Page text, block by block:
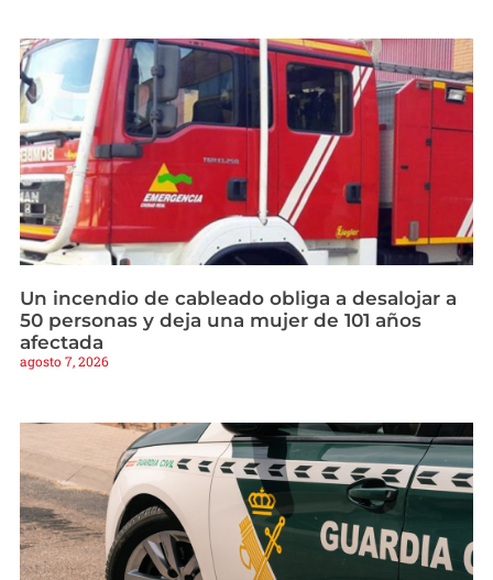
Un incendio de cableado obliga a desalojar a
50 personas y deja una mujer de 101 años
afectada
agosto 7, 2026